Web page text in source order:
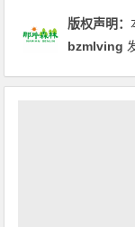
版权声明：
bzmlving